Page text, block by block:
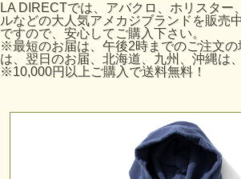
LA DIRECTでは、アバクロ、ホリスター
ルなどの大人気アメカジブランドを販売
ですので、安心してご購入下さい。
※最短のお届は、午後2時までのご注文の
は、翌日のお届、北海道、九州、沖縄は
※10,000円以上ご購入で送料無料！